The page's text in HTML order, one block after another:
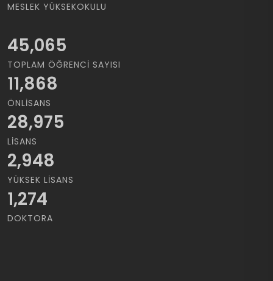
MESLEK YÜKSEKOKULU
45,065
TOPLAM ÖĞRENCI SAYISI
11,868
ÖNLISANS
28,975
LISANS
2,948
YÜKSEK LISANS
1,274
DOKTORA